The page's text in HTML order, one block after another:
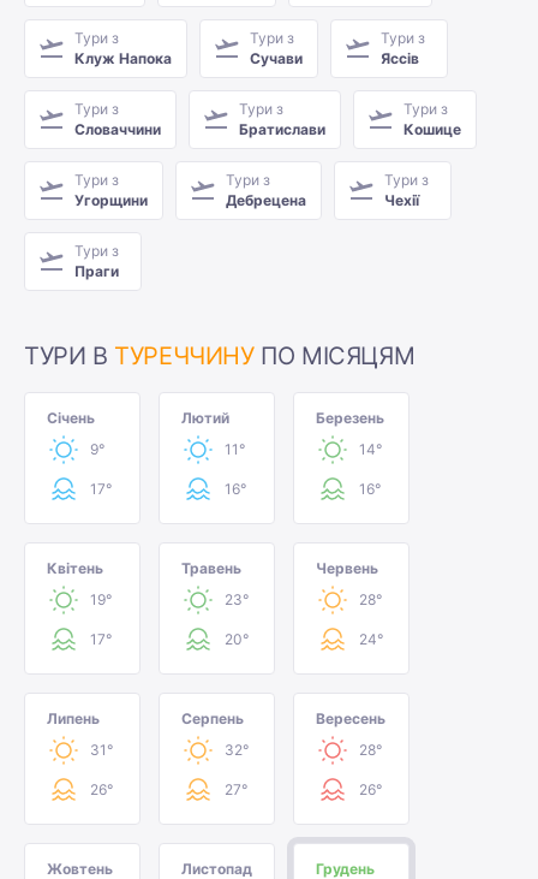
Тури з
Клуж Напока
Тури з
Сучави
Тури з
Яссів
Тури з
Словаччини
Тури з
Братислави
Тури з
Кошице
Тури з
Угорщини
Тури з
Дебрецена
Тури з
Чехії
Тури з
Праги
ТУРИ В ТУРЕЧЧИНУПО МІСЯЦЯМ
Січень
9°
17°
Лютий
11°
16°
Березень
14°
16°
Квітень
19°
17°
Травень
23°
20°
Червень
28°
24°
Липень
31°
26°
Серпень
32°
27°
Вересень
28°
26°
Жовтень
Листопад
Грудень